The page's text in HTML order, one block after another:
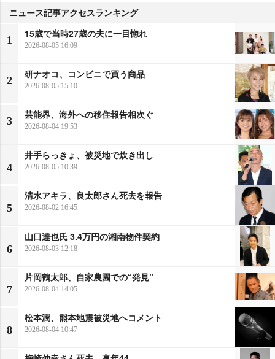
ニュース記事アクセスランキング
1
15歳で当時27歳の夫に一目惚れ
2026-08-05 16:09
2
研ナオコ、コンビニで買う商品
2026-08-05 15:10
3
芸能界、海外への移住報告相次ぐ
2026-08-04 19:53
4
井手らっきょ、被災地で炊き出し
2026-08-05 10:39
5
清水アキラ、良太郎さん死去を報告
2026-08-02 16:45
6
山口達也氏 3.4万円の湘南物件契約
2026-08-03 12:18
7
片岡鶴太郎、自家農園での“発見”
2026-08-04 14:05
8
松本潤、熊本地震被災地へコメント
2026-08-04 10:47